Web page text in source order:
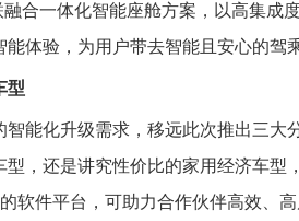
合一体化智能座舱方案，以高集成
体验，为用户带去智能且安心的驾
型
能化升级需求，移远此次推出三大
，还是讲究性价比的家用经济车型
软件平台，可助力合作伙伴高效、高